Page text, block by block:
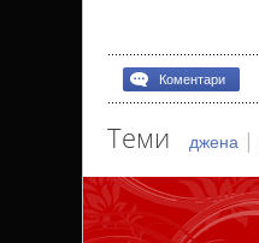
Коментари
Теми джена |